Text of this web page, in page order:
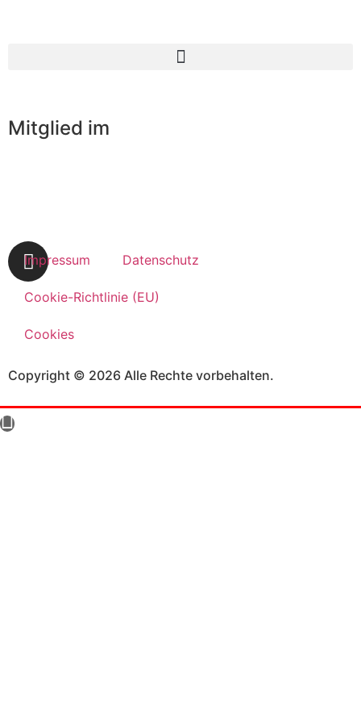
Mitglied im
Impressum Datenschutz
Cookie-Richtlinie (EU)
Cookies
Copyright © 2026 Alle Rechte vorbehalten.